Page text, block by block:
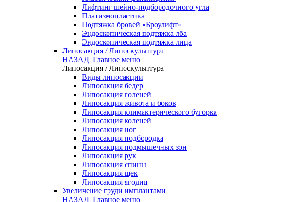
Лифтинг шейно-подбородочного угла
Платизмопластика
Подтяжка бровей «Броулифт»
Эндоскопическая подтяжка лба
Эндоскопическая подтяжка лица
Липосакция / Липоскульптура
НАЗАД: Главное меню
Липосакция / Липоскульптура
Виды липосакции
Липосакция бедер
Липосакция голеней
Липосакция живота и боков
Липосакция климактерического бугорка
Липосакция коленей
Липосакция ног
Липосакция подбородка
Липосакция подмышечных зон
Липосакция рук
Липосакция спины
Липосакция щек
Липосакция ягодиц
Увеличение груди имплантами
НАЗАД: Главное меню